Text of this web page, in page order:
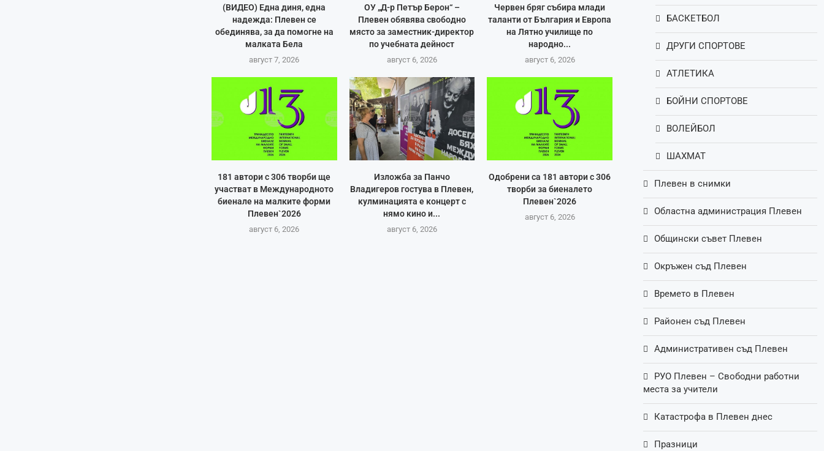
(ВИДЕО) Една диня, една
надежда: Плевен се
обединява, за да помогне на
малката Бела
август 7, 2026
ОУ „Д-р Петър Берон“ –
Плевен обявява свободно
място за заместник-директор
по учебната дейност
август 6, 2026
Червен бряг събира млади
таланти от България и Европа
на Лятно училище по
народно...
август 6, 2026
181 автори с 306 творби ще
участват в Международното
биенале на малките форми
Плевен`2026
август 6, 2026
Изложба за Панчо
Владигеров гостува в Плевен,
кулминацията е концерт с
нямо кино и...
август 6, 2026
Одобрени са 181 автори с 306
творби за биеналето
Плевен`2026
август 6, 2026
БАСКЕТБОЛ
ДРУГИ СПОРТОВЕ
АТЛЕТИКА
БОЙНИ СПОРТОВЕ
ВОЛЕЙБОЛ
ШАХМАТ
Плевен в снимки
Областна администрация Плевен
Общински съвет Плевен
Окръжен съд Плевен
Времето в Плевен
Районен съд Плевен
Административен съд Плевен
РУО Плевен – Свободни работни
места за учители
Катастрофа в Плевен днес
Празници